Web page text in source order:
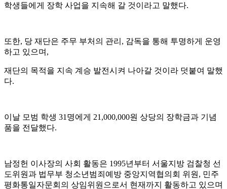
학생들에게 장학 사업을 지속해 갈 것이라고 말했다.
또한, 당 재단은 주무 부처의 관리 , 감독을 통해 투명하게 운영
하고 있으며 ,
재단의 목적을 지속 계승 발전시켜 나아갈 것이라 덧붙여 말했
다.
이날 모범 학생 31 명에게 21,000,000원 상당의 장학금과 기념
품을 전달했다.
남정헌 이사장의 사회 활동은 1995년부터 서울지방 검찰청 선
도위원과 법무부 청소년범죄예방 중앙지역협의회 위원 , 민주
평화통일자문회의 상임위원으로서 현재까지 활동하고 있으며